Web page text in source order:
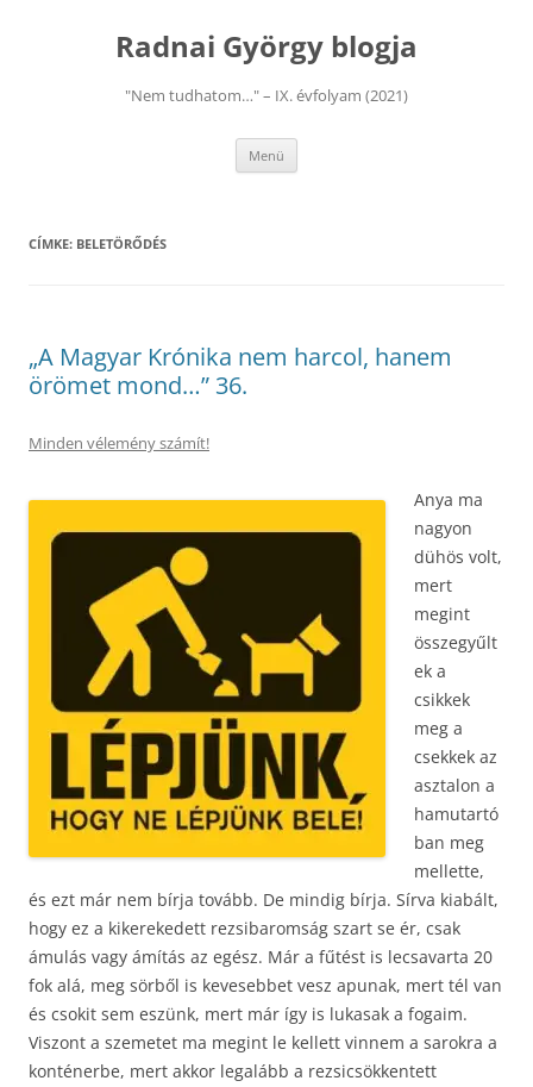
Radnai György blogja
"Nem tudhatom…" – IX. évfolyam (2021)
Menü
CÍMKE: BELETÖRŐDÉS
„A Magyar Krónika nem harcol, hanem
örömet mond…” 36.
Minden vélemény számít!
Anya ma
nagyon
dühös volt,
mert
megint
összegyűlt
ek a
csikkek
meg a
csekkek az
asztalon a
hamutartó
ban meg
mellette,
és ezt már nem bírja tovább. De mindig bírja. Sírva kiabált,
hogy ez a kikerekedett rezsibaromság szart se ér, csak
ámulás vagy ámítás az egész. Már a fűtést is lecsavarta 20
fok alá, meg sörből is kevesebbet vesz apunak, mert tél van
és csokit sem eszünk, mert már így is lukasak a fogaim.
Viszont a szemetet ma megint le kellett vinnem a sarokra a
konténerbe, mert akkor legalább a rezsicsökkentett